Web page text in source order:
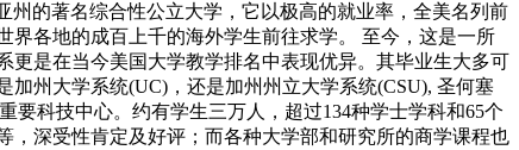
州的著名综合性公立大学，它以极高的就业率，全美名列前
各地的成百上千的海外学生前往求学。 至今，这是一所
是在当今美国大学教学排名中表现优异。其毕业生大多可
州大学系统(UC)，还是加州州立大学系统(CSU), 圣何塞
要科技中心。约有学生三万人，超过134种学士学科和65个
深受性肯定及好评；而各种大学部和研究所的商学课程也